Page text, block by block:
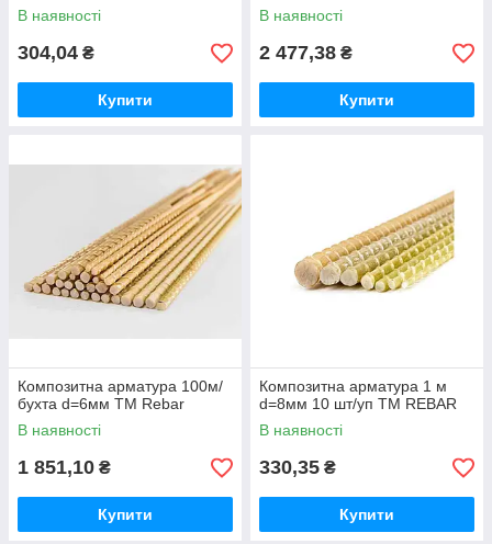
В наявності
304,04 ₴
Купити
В наявності
2 477,38 ₴
Купити
Композитна арматура 100м/
бухта d=6мм ТМ Rebar
В наявності
1 851,10 ₴
Купити
Композитна арматура 1 м
d=8мм 10 шт/уп ТМ REBAR
В наявності
330,35 ₴
Купити